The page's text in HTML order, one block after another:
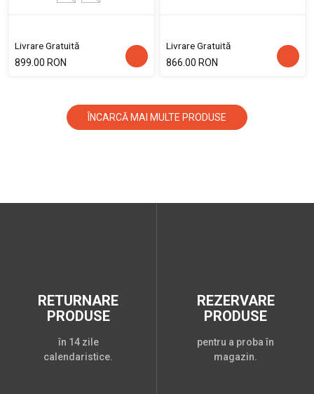
Livrare Gratuită
899.00 RON
Livrare Gratuită
866.00 RON
ÎNCARCĂ MAI MULTE PRODUSE
RETURNARE
PRODUSE
în 14 zile
calendaristice.
REZERVARE
PRODUSE
pentru a proba în
magazin.